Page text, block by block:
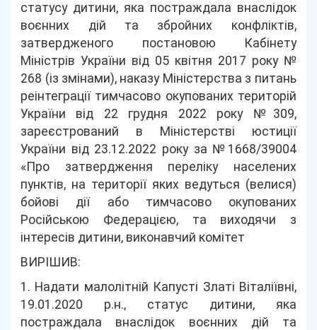
статусу дитини, яка постраждала внаслідок
воєнних дій та збройних конфліктів,
затвердженого постановою Кабінету
Міністрів України від 05 квітня 2017 року №
268 (із змінами), наказу Міністерства з питань
реінтеграції тимчасово окупованих територій
України від 22 грудня 2022 року №309,
зареєстрований в Міністерстві юстиції
України від 23.12.2022 року за №1668/39004
«Про затвердження переліку населених
пунктів, на території яких ведуться (велися)
бойові дії або тимчасово окупованих
Російською Федерацією, та виходячи з
інтересів дитини, виконавчий комітет
ВИРІШИВ:
1. Надати малолітній Капусті Златі Віталіївні,
19.01.2020 р.н., статус дитини, яка
постраждала внаслідок воєнних дій та